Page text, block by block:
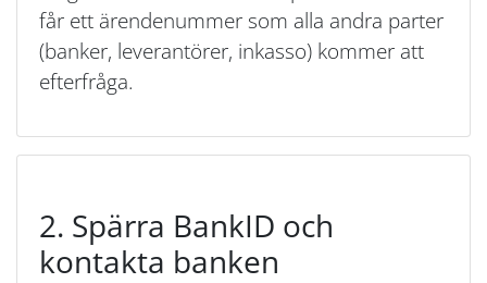
får ett ärendenummer som alla andra parter
(banker, leverantörer, inkasso) kommer att
efterfråga.
2. Spärra BankID och
kontakta banken